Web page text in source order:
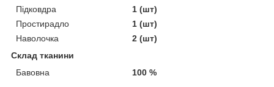
Підковдра
1 (шт)
Простирадло
1 (шт)
Наволочка
2 (шт)
Склад тканини
Бавовна
100 %